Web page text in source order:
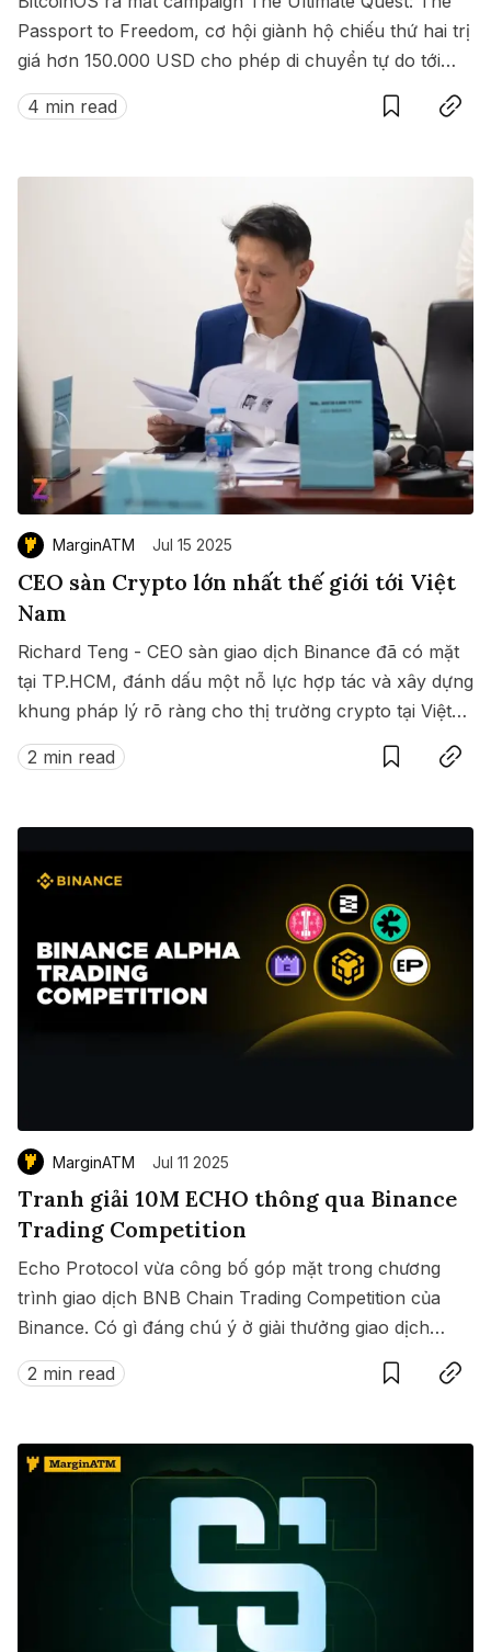
Passport to Freedom, cơ hội giành hộ chiếu thứ hai trị
giá hơn 150.000 USD cho phép di chuyển tự do tới
hàng loạt quốc gia không cần visa.
4 min read
SaveCopy link
MarginATM Jul 15 2025
CEO sàn Crypto lớn nhất thế giới tới Việt
Nam
Richard Teng - CEO sàn giao dịch Binance đã có mặt
tại TP.HCM, đánh dấu một nỗ lực hợp tác và xây dựng
khung pháp lý rõ ràng cho thị trường crypto tại Việt
Nam.
2 min read
SaveCopy link
MarginATM Jul 11 2025
Tranh giải 10M ECHO thông qua Binance
Trading Competition
Echo Protocol vừa công bố góp mặt trong chương
trình giao dịch BNB Chain Trading Competition của
Binance. Có gì đáng chú ý ở giải thưởng giao dịch
này?
2 min read
SaveCopy link